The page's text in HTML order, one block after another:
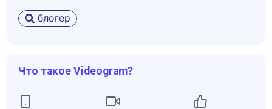
блогер
Что такое Videogram?